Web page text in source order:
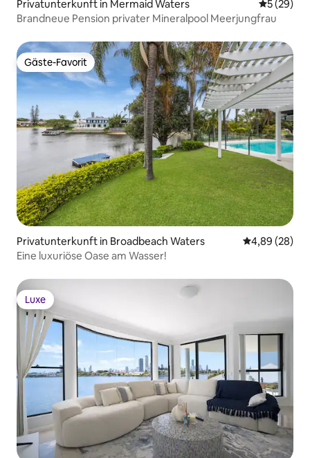
Privatunterkunft in Mermaid Waters
5 (29)
Brandneue Pension privater Mineralpool Meerjungfrau
Gäste-Favorit
Gäste-Favorit
Privatunterkunft in Broadbeach Waters
4,89 (28)
Eine luxuriöse Oase am Wasser!
Luxe
Luxe